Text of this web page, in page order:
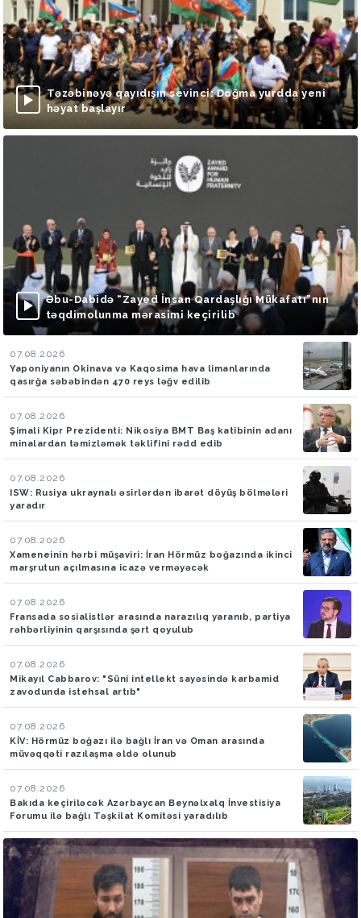
Təzəbinəyə qayıdışın sevinci: Doğma yurdda yeni
həyat başlayır
Əbu-Dabidə “Zayed İnsan Qardaşlığı Mükafatı”nın
təqdimolunma mərasimi keçirilib
07.08.2026
Yaponiyanın Okinava və Kaqosima hava limanlarında
qasırğa səbəbindən 470 reys ləğv edilib
07.08.2026
Şimali Kipr Prezidenti: Nikosiya BMT Baş katibinin adanı
minalardan təmizləmək təklifini rədd edib
07.08.2026
ISW: Rusiya ukraynalı əsirlərdən ibarət döyüş bölmələri
yaradır
07.08.2026
Xameneinin hərbi müşaviri: İran Hörmüz boğazında ikinci
marşrutun açılmasına icazə verməyəcək
07.08.2026
Fransada sosialistlər arasında narazılıq yaranıb, partiya
rəhbərliyinin qarşısında şərt qoyulub
07.08.2026
Mikayıl Cabbarov: "Süni intellekt sayəsində karbamid
zavodunda istehsal artıb"
07.08.2026
KİV: Hörmüz boğazı ilə bağlı İran və Oman arasında
müvəqqəti razılaşma əldə olunub
07.08.2026
Bakıda keçiriləcək Azərbaycan Beynəlxalq İnvestisiya
Forumu ilə bağlı Təşkilat Komitəsi yaradılıb